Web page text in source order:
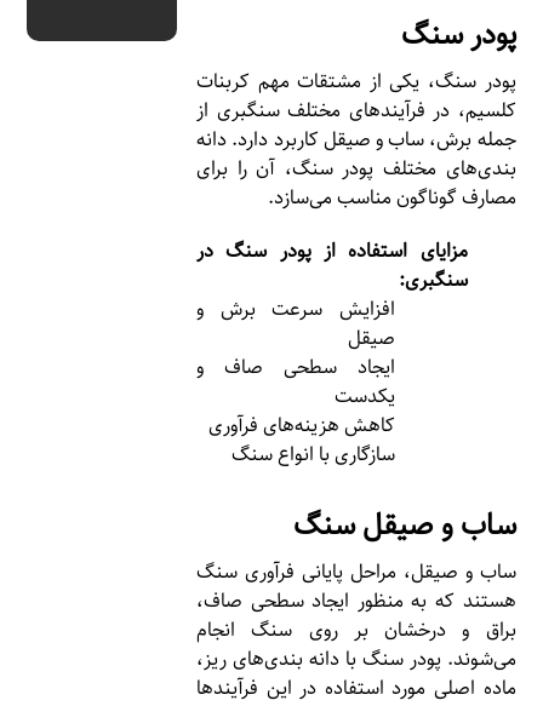
پودر سنگ
پودر سنگ، یکی از مشتقات مهم کربنات
کلسیم، در فرآیندهای مختلف سنگبری از
جمله برش، ساب و صیقل کاربرد دارد. دانه
بندی‌های مختلف پودر سنگ، آن را برای
مصارف گوناگون مناسب می‌سازد.
مزایای استفاده از پودر سنگ در
سنگبری:
افزایش سرعت برش و
صیقل
ایجاد سطحی صاف و
یکدست
کاهش هزینه‌های فرآوری
سازگاری با انواع سنگ
ساب و صیقل سنگ
ساب و صیقل، مراحل پایانی فرآوری سنگ
هستند که به منظور ایجاد سطحی صاف،
براق و درخشان بر روی سنگ انجام
می‌شوند. پودر سنگ با دانه بندی‌های ریز،
ماده اصلی مورد استفاده در این فرآیندها